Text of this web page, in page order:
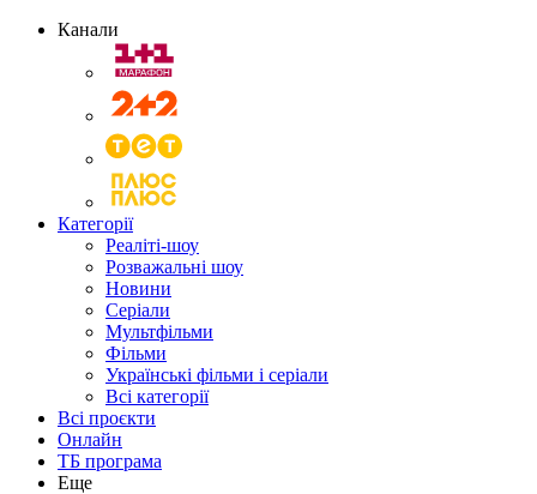
Канали
Категорії
Реаліті-шоу
Розважальні шоу
Новини
Серіали
Мультфільми
Фільми
Українські фільми і серіали
Всі категорії
Всі проєкти
Онлайн
ТБ програма
Еще